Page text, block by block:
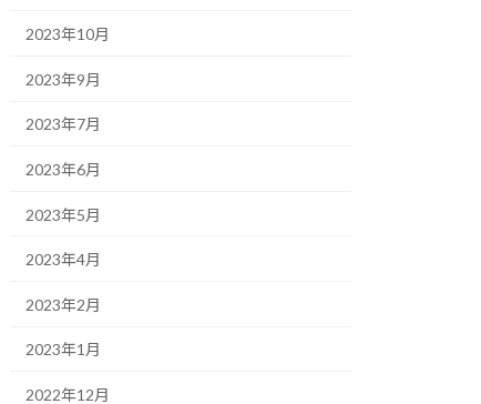
2023年10月
2023年9月
2023年7月
2023年6月
2023年5月
2023年4月
2023年2月
2023年1月
2022年12月